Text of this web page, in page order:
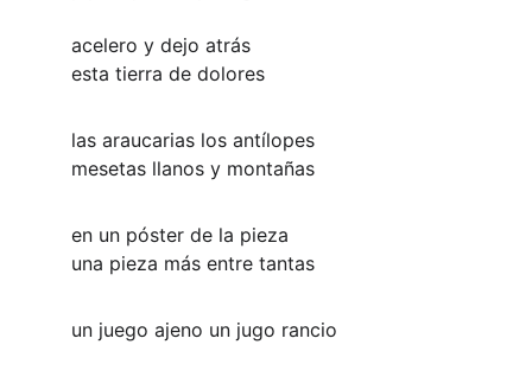
acelero y dejo atrás
esta tierra de dolores
las araucarias los antílopes
mesetas llanos y montañas
en un póster de la pieza
una pieza más entre tantas
un juego ajeno un jugo rancio